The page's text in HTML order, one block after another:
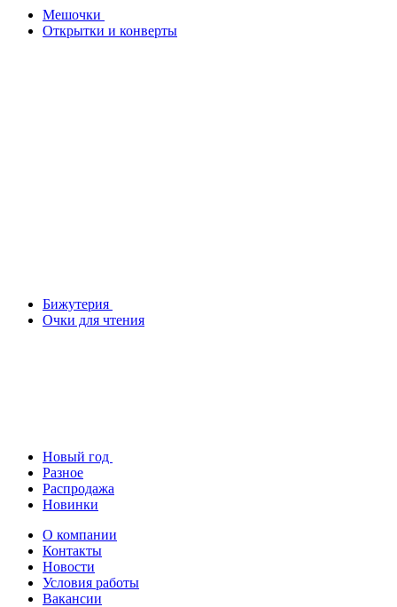
Мешочки
Открытки и конверты
Бижутерия
Очки для чтения
Новый год
Разное
Распродажа
Новинки
О компании
Контакты
Новости
Условия работы
Вакансии